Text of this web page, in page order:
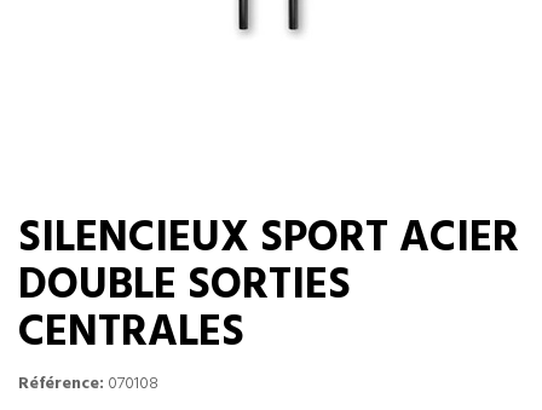
SILENCIEUX SPORT ACIER
DOUBLE SORTIES
CENTRALES
Référence: 070108